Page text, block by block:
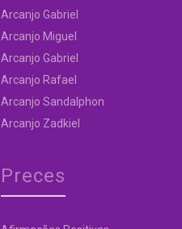
Arcanjo Gabriel
Arcanjo Miguel
Arcanjo Gabriel
Arcanjo Rafael
Arcanjo Sandalphon
Arcanjo Zadkiel
Preces